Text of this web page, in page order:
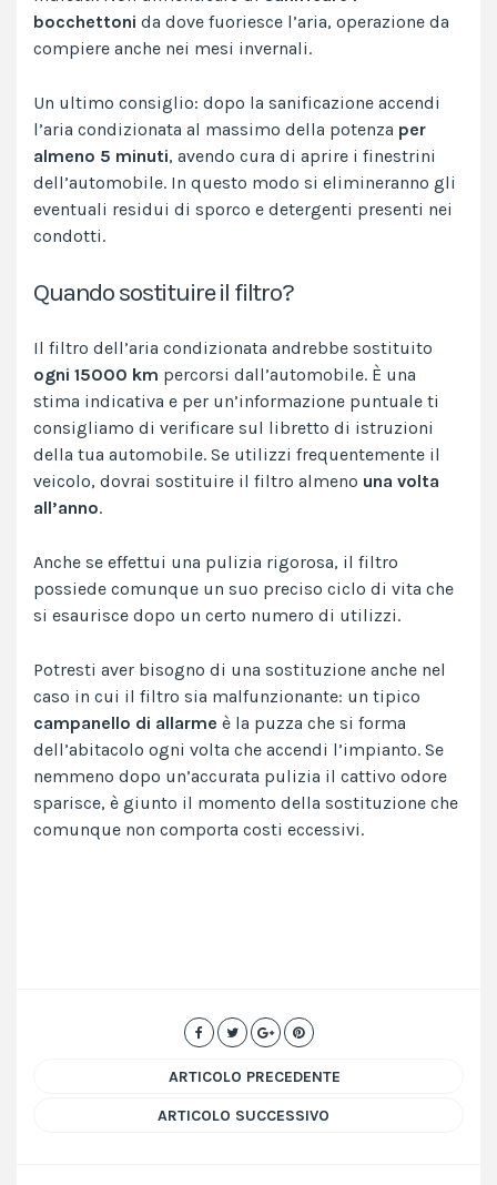
bocchettoni da dove fuoriesce l’aria, operazione da
compiere anche nei mesi invernali.
Un ultimo consiglio: dopo la sanificazione accendi
l’aria condizionata al massimo della potenza per
almeno 5 minuti, avendo cura di aprire i finestrini
dell’automobile. In questo modo si elimineranno gli
eventuali residui di sporco e detergenti presenti nei
condotti.
Quando sostituire il filtro?
Il filtro dell’aria condizionata andrebbe sostituito
ogni 15000 km percorsi dall’automobile. È una
stima indicativa e per un’informazione puntuale ti
consigliamo di verificare sul libretto di istruzioni
della tua automobile. Se utilizzi frequentemente il
veicolo, dovrai sostituire il filtro almeno una volta
all’anno.
Anche se effettui una pulizia rigorosa, il filtro
possiede comunque un suo preciso ciclo di vita che
si esaurisce dopo un certo numero di utilizzi.
Potresti aver bisogno di una sostituzione anche nel
caso in cui il filtro sia malfunzionante: un tipico
campanello di allarme è la puzza che si forma
dell’abitacolo ogni volta che accendi l’impianto. Se
nemmeno dopo un’accurata pulizia il cattivo odore
sparisce, è giunto il momento della sostituzione che
comunque non comporta costi eccessivi.
ARTICOLO PRECEDENTE
ARTICOLO SUCCESSIVO